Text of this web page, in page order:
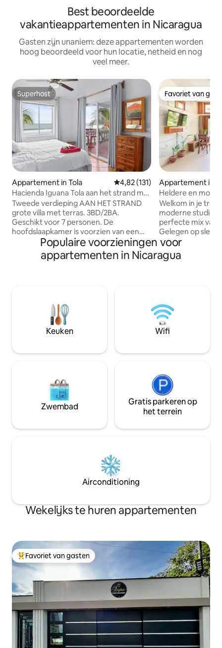
Best beoordeelde
vakantieappartementen in Nicaragua
Gasten zijn unaniem: deze appartementen worden
hoog beoordeeld voor hun locatie, netheid en nog
veel meer.
Superhost
Superhost
Appartement in Tola Gemiddelde beoordeling van
4,82 (131)
Hacienda Iguana Tola aan het strand met
3 slaapkamers
Tweede verdieping AAN HET STRAND
grote villa met terras. 3BD/2BA.
Geschikt voor 7 personen. De
hoofdslaapkamer is voorzien van een
nieuw kingsize bed met eigen
badkamer. De tweede kamer heeft
twee eenpersoonsbedden en de derde
hebben een zwembad en
buitenwoonruimte. Hacienda Iguana is
een eigen GOLF omheinde buurt.
Catering is beschikbaar - verschillende
boodschappen doen, koken en
Favoriet van
Favoriet van
Appartement in
el Sur
Heldere en
Welkom in je
moderne studio-
perfecte mix van
Gelegen op
afstand van het
restaurants in
leuk vinden om
komen. Je
Inclusief airco,
gedeeld
zolderruimte met
Populaire voorzieningen voor
appartementen in Nicaragua
Keuken Wifi
Zwembad
Gratis parkeren op
het terrein
Airconditioning
Wekelijks te huren appartementen
Topfavoriet van gasten
Favoriet van gasten